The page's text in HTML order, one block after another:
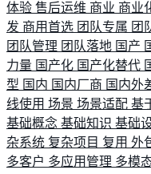
体验 售后运维 商业 商业
发 商用首选 团队专属 团
团队管理 团队落地 国产
力量 国产化 国产化替代
型 国内 国内厂商 国内外
线使用 场景 场景适配 基
基础概念 基础知识 基础
杂系统 复杂项目 复用 外
多客户 多应用管理 多模